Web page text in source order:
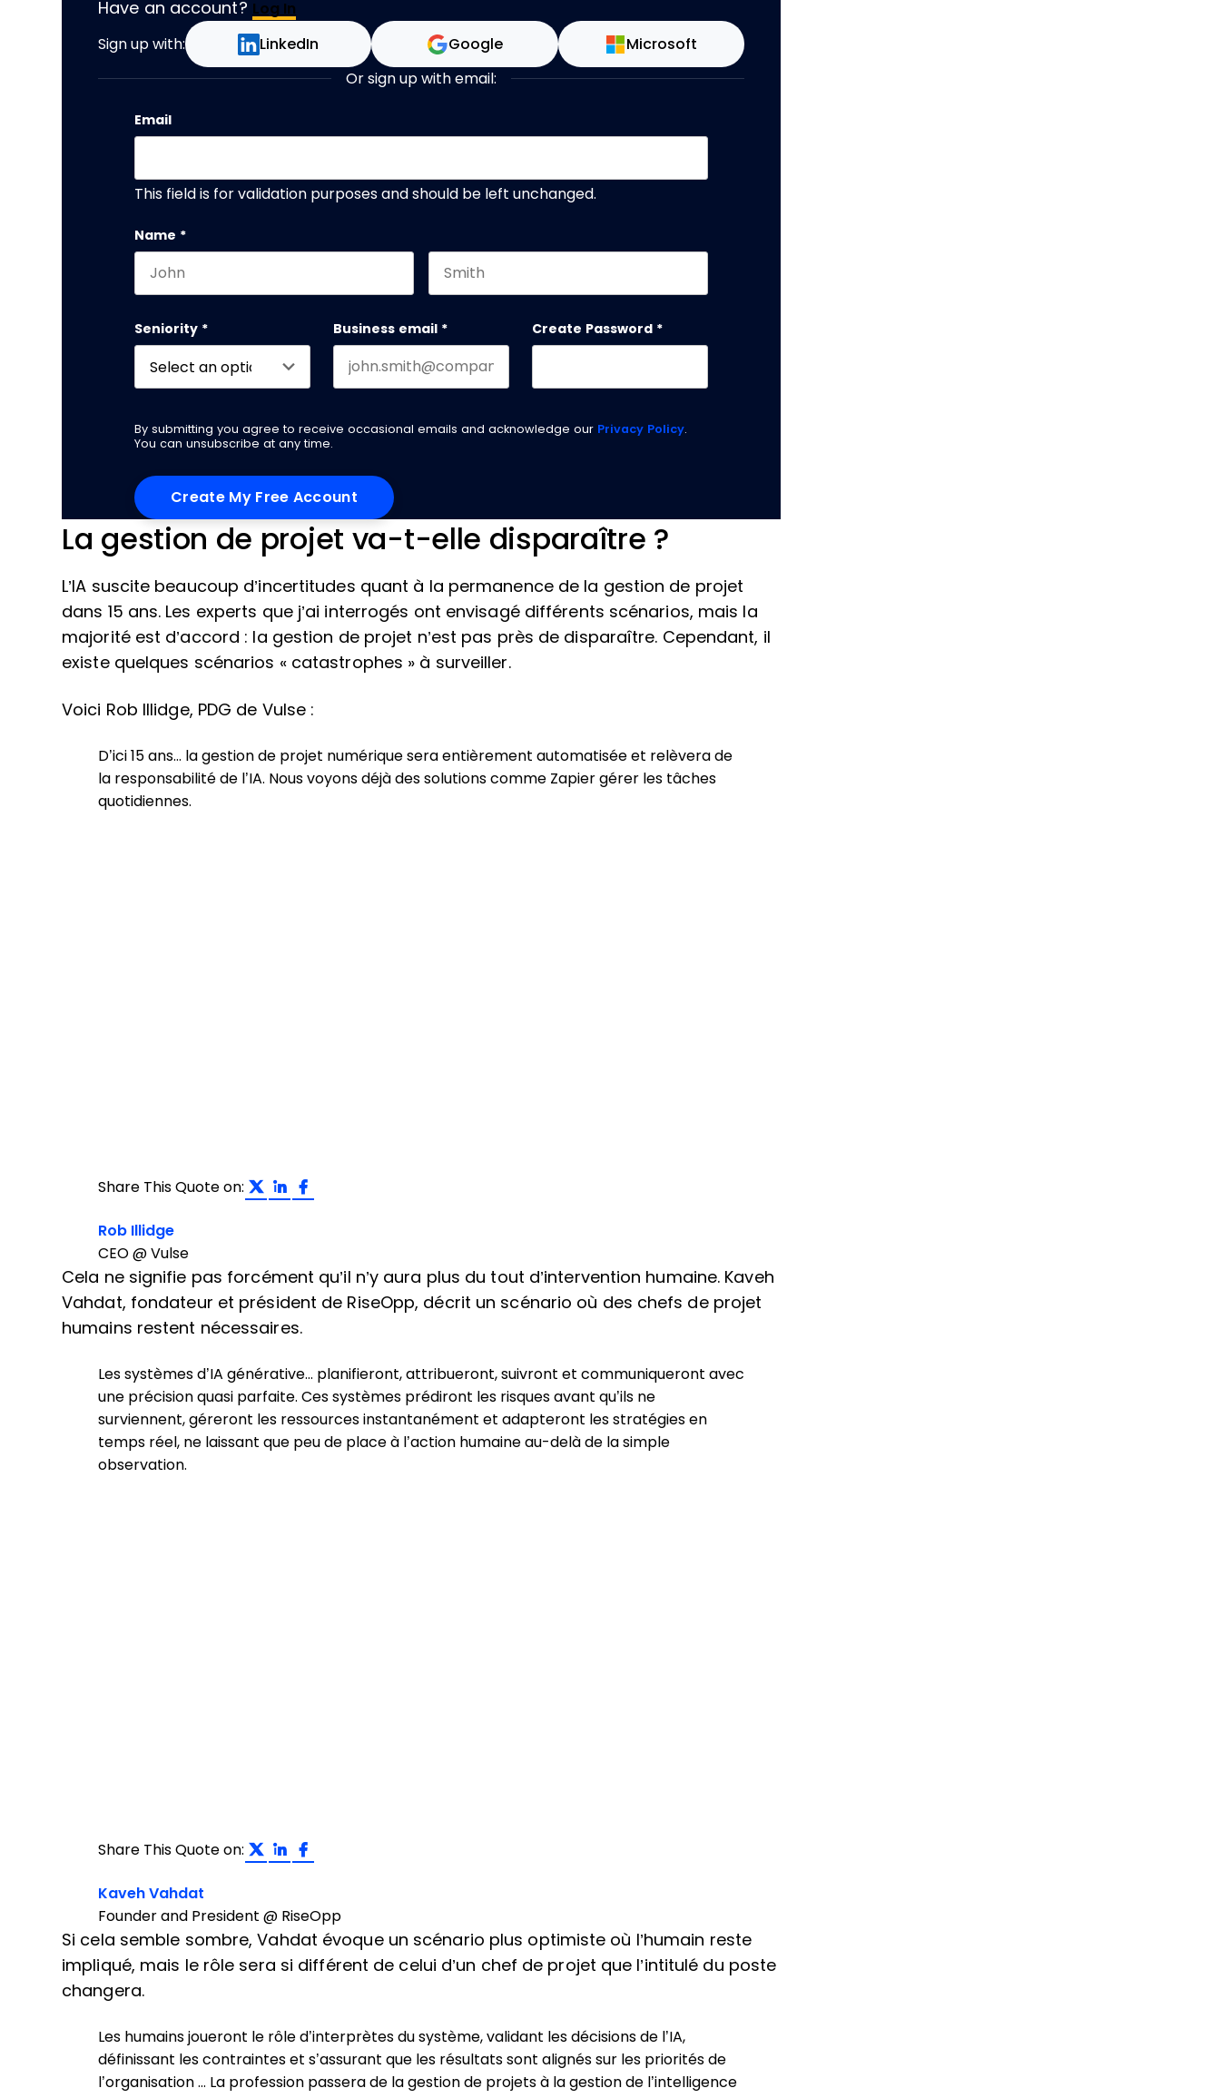
Have an account? Log In
Sign up with: LinkedIn Google Microsoft
Or sign up with email:
Email
This field is for validation purposes and should be left unchanged.
Name *
Seniority * Business email * Create Password *
By submitting you agree to receive occasional emails and acknowledge our Privacy Policy.
You can unsubscribe at any time.
La gestion de projet va-t-elle disparaître ?
L’IA suscite beaucoup d’incertitudes quant à la permanence de la gestion de projet
dans 15 ans. Les experts que j’ai interrogés ont envisagé différents scénarios, mais la
majorité est d’accord : la gestion de projet n’est pas près de disparaître. Cependant, il
existe quelques scénarios « catastrophes » à surveiller.
Voici Rob Illidge, PDG de Vulse :
D’ici 15 ans… la gestion de projet numérique sera entièrement automatisée et relèvera de
la responsabilité de l’IA. Nous voyons déjà des solutions comme Zapier gérer les tâches
quotidiennes.
Share This Quote on: Share on Twitter
Share on LinkedIn
Rob IllidgeOpens new window
CEO @ Vulse
Cela ne signifie pas forcément qu’il n’y aura plus du tout d’intervention humaine. Kaveh
Vahdat, fondateur et président de RiseOpp, décrit un scénario où des chefs de projet
humains restent nécessaires.
Les systèmes d’IA générative… planifieront, attribueront, suivront et communiqueront avec
une précision quasi parfaite. Ces systèmes prédiront les risques avant qu’ils ne
surviennent, géreront les ressources instantanément et adapteront les stratégies en
temps réel, ne laissant que peu de place à l’action humaine au-delà de la simple
observation.
Share This Quote on: Share on Twitter
Share on LinkedIn
Kaveh Vahdat
Founder and President @ RiseOpp
Si cela semble sombre, Vahdat évoque un scénario plus optimiste où l’humain reste
impliqué, mais le rôle sera si différent de celui d’un chef de projet que l’intitulé du poste
changera.
Les humains joueront le rôle d’interprètes du système, validant les décisions de l’IA,
définissant les contraintes et s’assurant que les résultats sont alignés sur les priorités de
l’organisation … La profession passera de la gestion de projets à la gestion de l’intelligence